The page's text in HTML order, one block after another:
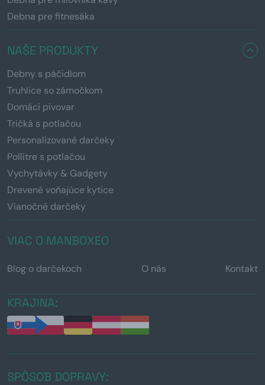
Debna pre fitnesáka
NAŠE PRODUKTY
Debny s páčidlom
Truhlice so zámočkom
Domáci pivovar
Tričká s potlačou
Personalizované darčeky
Pollitre s potlačou
Vychytávky & Gadgety
Drevené voňajúce kytice
Vianočné darčeky
VIAC O MANBOXEO
Blog o darčekoch O nás Kontakt
KRAJINA:
SPÔSOB DOPRAVY: